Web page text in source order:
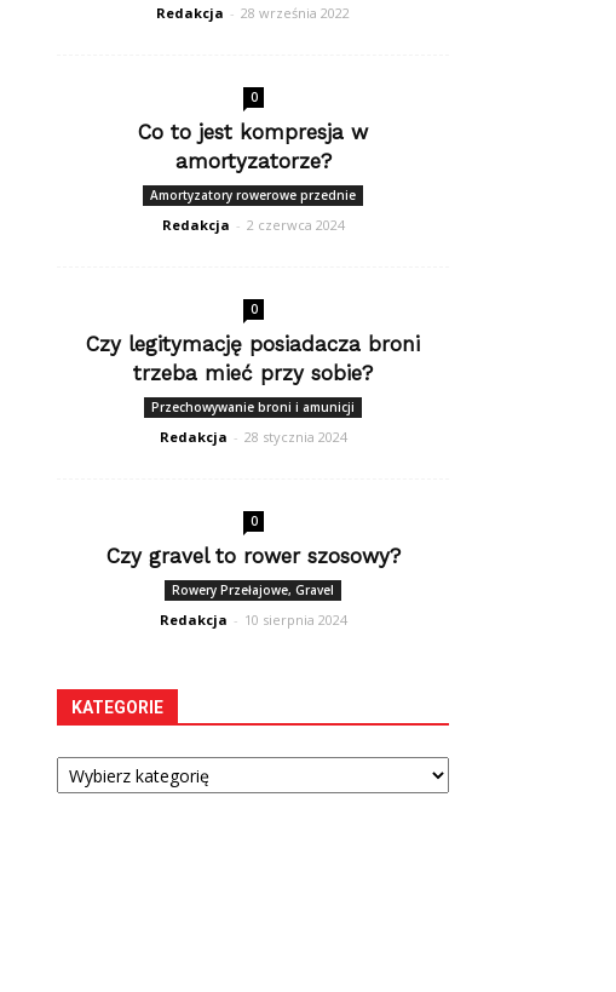
Redakcja - 28 września 2022
0
Co to jest kompresja w
amortyzatorze?
Amortyzatory rowerowe przednie
Redakcja - 2 czerwca 2024
0
Czy legitymację posiadacza broni
trzeba mieć przy sobie?
Przechowywanie broni i amunicji
Redakcja - 28 stycznia 2024
0
Czy gravel to rower szosowy?
Rowery Przełajowe, Gravel
Redakcja - 10 sierpnia 2024
KATEGORIE
Kategorie